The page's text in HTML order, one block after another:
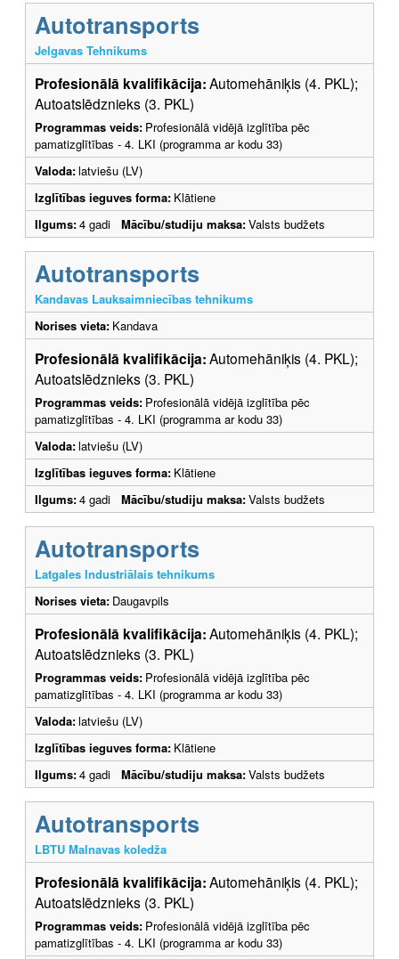
Autotransports
Jelgavas Tehnikums
Profesionālā kvalifikācija:Automehāniķis (4. PKL);
Autoatslēdznieks (3. PKL)
Programmas veids: Profesionālā vidējā izglītība pēc
pamatizglītības - 4. LKI (programma ar kodu 33)
Valoda:latviešu (LV)
Izglītības ieguves forma: Klātiene
Ilgums:4 gadi Mācību/studiju maksa:Valsts budžets
Autotransports
Kandavas Lauksaimniecības tehnikums
Norises vieta: Kandava
Profesionālā kvalifikācija:Automehāniķis (4. PKL);
Autoatslēdznieks (3. PKL)
Programmas veids: Profesionālā vidējā izglītība pēc
pamatizglītības - 4. LKI (programma ar kodu 33)
Valoda:latviešu (LV)
Izglītības ieguves forma: Klātiene
Ilgums:4 gadi Mācību/studiju maksa:Valsts budžets
Autotransports
Latgales Industriālais tehnikums
Norises vieta: Daugavpils
Profesionālā kvalifikācija:Automehāniķis (4. PKL);
Autoatslēdznieks (3. PKL)
Programmas veids: Profesionālā vidējā izglītība pēc
pamatizglītības - 4. LKI (programma ar kodu 33)
Valoda:latviešu (LV)
Izglītības ieguves forma: Klātiene
Ilgums:4 gadi Mācību/studiju maksa:Valsts budžets
Autotransports
LBTU Malnavas koledža
Profesionālā kvalifikācija:Automehāniķis (4. PKL);
Autoatslēdznieks (3. PKL)
Programmas veids: Profesionālā vidējā izglītība pēc
pamatizglītības - 4. LKI (programma ar kodu 33)